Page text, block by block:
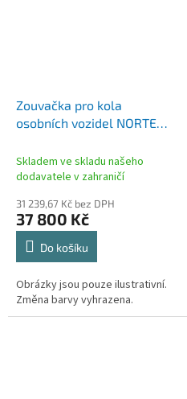
Zouvačka pro kola
osobních vozidel NORTEC
Skladem ve skladu našeho
dodavatele v zahraničí
31 239,67 Kč bez DPH
37 800 Kč
Do košíku
Obrázky jsou pouze ilustrativní.
Změna barvy vyhrazena.